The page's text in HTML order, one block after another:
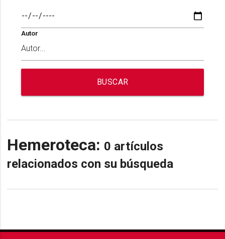
Autor
BUSCAR
Hemeroteca: 0 artículos
relacionados con su búsqueda